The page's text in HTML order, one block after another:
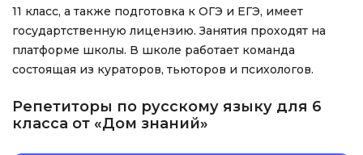
11 класс, а также подготовка к ОГЭ и ЕГЭ, имеет
государтственную лицензию. Занятия проходят на
платформе школы. В школе работает команда
состоящая из кураторов, тьюторов и психологов.
Репетиторы по русскому языку для 6
класса от «Дом знаний»